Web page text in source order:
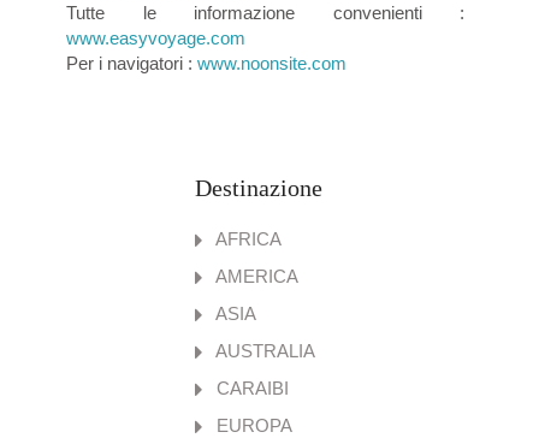
Tutte le informazione convenienti :
www.easyvoyage.com
Per i navigatori : www.noonsite.com
Destinazione
AFRICA
AMERICA
ASIA
AUSTRALIA
CARAIBI
EUROPA